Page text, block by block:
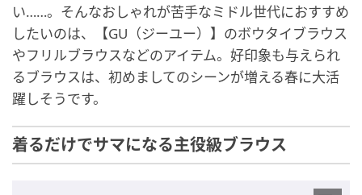
い……。そんなおしゃれが苦手なミドル世代におすすめ
したいのは、【GU（ジーユー）】のボウタイブラウス
やフリルブラウスなどのアイテム。好印象も与えられ
るブラウスは、初めましてのシーンが増える春に大活
躍しそうです。
着るだけでサマになる主役級ブラウス